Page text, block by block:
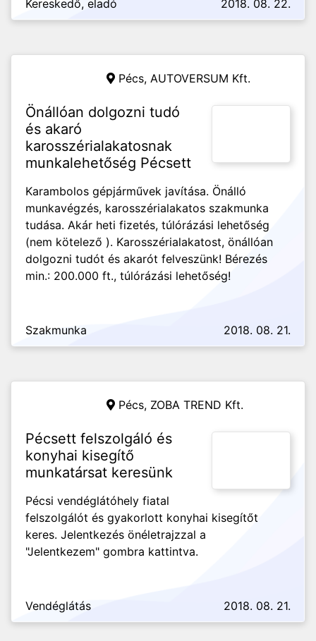
Kereskedő, eladó 2018. 08. 22.
Pécs, AUTOVERSUM Kft.
Önállóan dolgozni tudó
és akaró
karosszérialakatosnak
munkalehetőség Pécsett
Karambolos gépjárművek javítása. Önálló
munkavégzés, karosszérialakatos szakmunka
tudása. Akár heti fizetés, túlórázási lehetőség
(nem kötelező ). Karosszérialakatost, önállóan
dolgozni tudót és akarót felveszünk! Bérezés
min.: 200.000 ft., túlórázási lehetőség!
Szakmunka 2018. 08. 21.
Pécs, ZOBA TREND Kft.
Pécsett felszolgáló és
konyhai kisegítő
munkatársat keresünk
Pécsi vendéglátóhely fiatal
felszolgálót és gyakorlott konyhai kisegítőt
keres. Jelentkezés önéletrajzzal a
"Jelentkezem" gombra kattintva.
Vendéglátás 2018. 08. 21.